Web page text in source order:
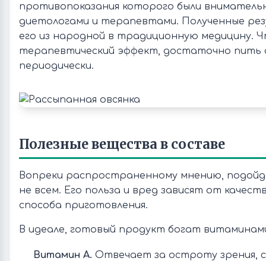
противопоказания которого были
диетологами и терапевтами. Полученные
его из народной в традиционную медицину.
терапевтический эффект, достаточно пить
периодически.
Полезные вещества в составе
Вопреки распространенному мнению,
не всем. Его польза и вред зависят от
способа приготовления.
В идеале, готовый продукт богат
Витамин А. Отвечает за остроту зрения,